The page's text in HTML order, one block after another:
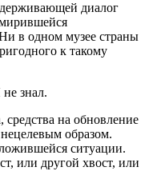
диалог
в одном музее страны
к такому
знал.
на обновление
образом.
ситуации.
или другой хвост, или